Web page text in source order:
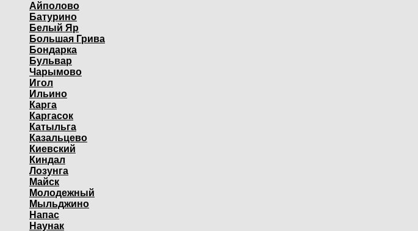
Айполово
Батурино
Белый Яр
Большая Грива
Бондарка
Бульвар
Чарымово
Игол
Ильино
Карга
Каргасок
Катыльга
Казальцево
Киевский
Киндал
Лозунга
Майск
Молодежный
Мыльджино
Напас
Наунак